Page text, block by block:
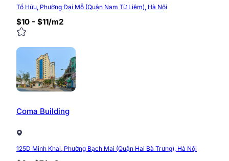
Tố Hữu, Phường Đại Mỗ (Quận Nam Từ Liêm), Hà Nội
$10 - $11/m2
Coma Building
125D Minh Khai, Phường Bạch Mai (Quận Hai Bà Trưng), Hà Nội